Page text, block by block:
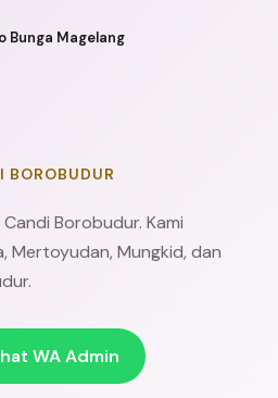
Bunga Magelang
BOROBUDUR
Borobudur. Kami
Mertoyudan, Mungkid, dan
WA Admin